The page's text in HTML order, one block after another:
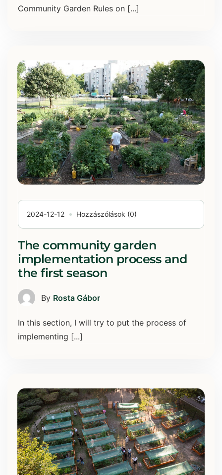
Community Garden Rules on [...]
2024-12-12 Hozzászólások (0)
The community garden
implementation process and
the first season
By Rosta Gábor
In this section, I will try to put the process of
implementing [...]